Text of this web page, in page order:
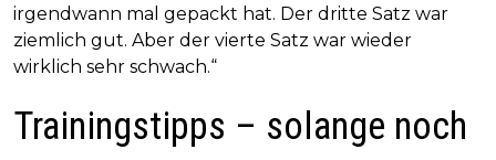
irgendwann mal gepackt hat. Der dritte Satz war
ziemlich gut. Aber der vierte Satz war wieder
wirklich sehr schwach.“
Trainingstipps – solange noch